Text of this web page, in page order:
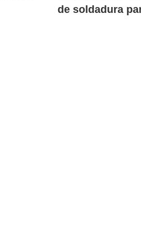
de soldadura